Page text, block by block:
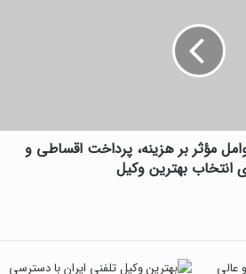
مؤثر بر هزینه، پرداخت اقساطی و
انتخاب بهترین وکیل